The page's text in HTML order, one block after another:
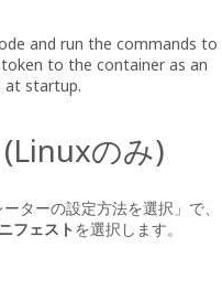
and run the commands to
to the container as an
at startup.
のみ)
ターの設定方法を選択」で、
フェスト を選択します。